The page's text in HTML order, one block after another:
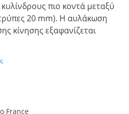
πιο κοντά μεταξύ
20 mm). Η αυλάκωση
κίνησης εξαφανίζεται
France